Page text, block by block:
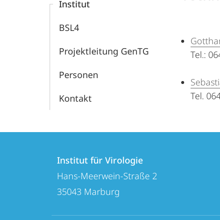
Institut
BSL4
Projektleitung GenTG
Personen
Kontakt
Tel.:
Tel.
Informationen
Kontaktinformationen
Institut
für
Virologie
Institut für Virologie
Hans-Meerwein-Straße 2
35043 Marburg